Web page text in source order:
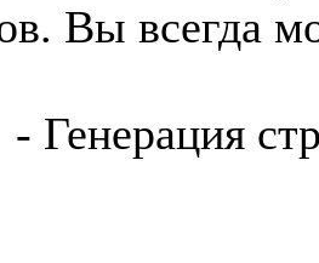
Вы всегда
- Генерация